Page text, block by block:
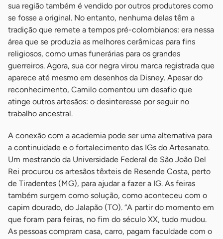
sua região também é vendido por outros produtores como
se fosse a original. No entanto, nenhuma delas têm a
tradição que remete a tempos pré-colombianos: era nessa
área que se produzia as melhores cerâmicas para fins
religiosos, como urnas funerárias para os grandes
guerreiros. Agora, sua cor negra virou marca registrada que
aparece até mesmo em desenhos da Disney. Apesar do
reconhecimento, Camilo comentou um desafio que
atinge outros artesãos: o desinteresse por seguir no
trabalho ancestral.
A conexão com a academia pode ser uma alternativa para
a continuidade e o fortalecimento das IGs do Artesanato.
Um mestrando da Universidade Federal de São João Del
Rei procurou os artesãos têxteis de Resende Costa, perto
de Tiradentes (MG), para ajudar a fazer a IG. As feiras
também surgem como solução, como aconteceu com o
capim dourado, do Jalapão (TO). “A partir do momento em
que foram para feiras, no fim do século XX, tudo mudou.
As pessoas compram casa, carro, pagam faculdade com o